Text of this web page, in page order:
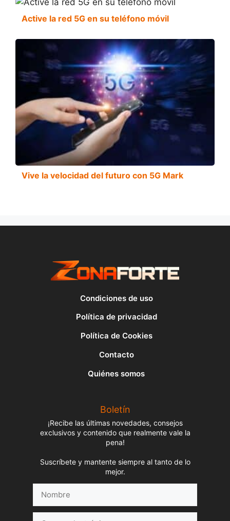
Active la red 5G en su teléfono móvil
Vive la velocidad del futuro con 5G Mark
Condiciones de uso
Política de privacidad
Política de Cookies
Contacto
Quiénes somos
Boletín
¡Recibe las últimas novedades, consejos
exclusivos y contenido que realmente vale la
pena!
Suscríbete y mantente siempre al tanto de lo
mejor.